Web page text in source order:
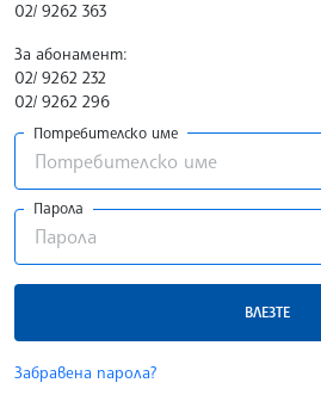
02/ 9262 363
За абонамент:
02/ 9262 232
02/ 9262 296
Потребителско име
Парола
ВЛЕЗТЕ
Забравена парола?